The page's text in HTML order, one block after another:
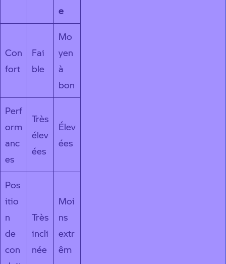
e
Con
fort
Fai
ble
Mo
yen
à
bon
Perf
orm
anc
es
Très
élev
ées
Élev
ées
Pos
itio
n
de
con
Très
incli
née
Moi
ns
extr
êm